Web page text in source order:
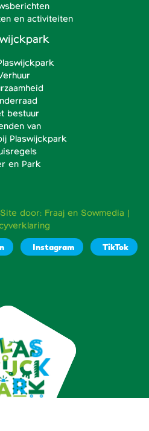
en activiteiten
bestuur
van
Plaswijckpark
en Park
door: Fraaj en Sowmedia |
Instagram TikTok